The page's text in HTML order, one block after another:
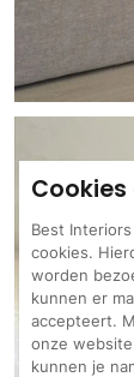
Best
cookies.
worden
kunnen er
accepteert.
onze
kunnen je